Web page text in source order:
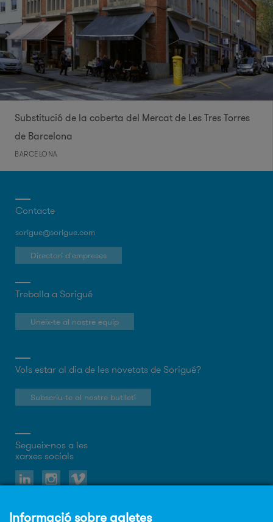
Substitució de la coberta del Mercat de Les Tres Torres
de Barcelona
BARCELONA
Contacte
sorigue@sorigue.com
Directori d'empreses
Treballa a Sorigué
Uneix-te al nostre equip
Vols estar al dia de les novetats de Sorigué?
Subscriu-te al nostre butlletí
Segueix-nos a les
xarxes socials